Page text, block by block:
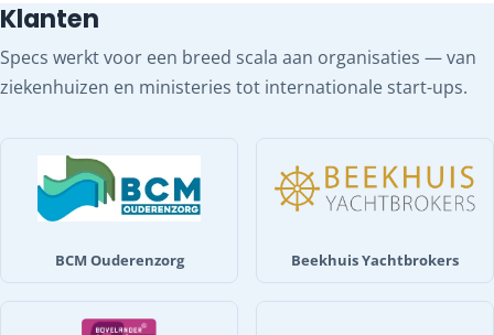
Klanten
Specs werkt voor een breed scala aan organisaties — van
ziekenhuizen en ministeries tot internationale start-ups.
BCM Ouderenzorg Beekhuis Yachtbrokers